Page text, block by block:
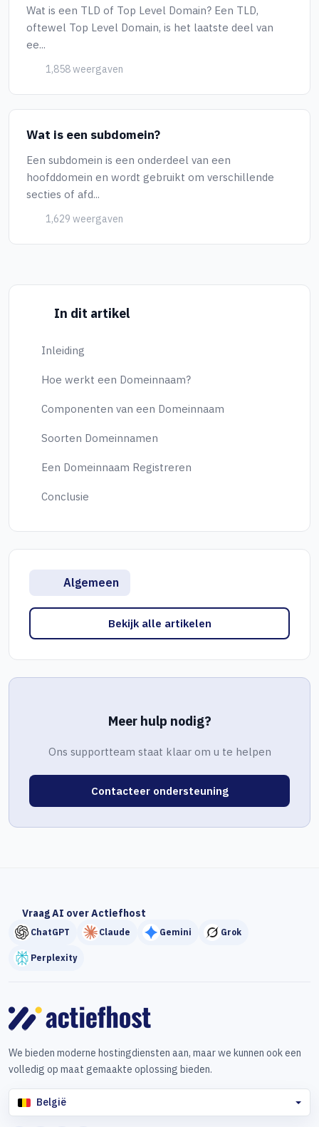
Wat is een TLD of Top Level Domain? Een TLD,
oftewel Top Level Domain, is het laatste deel van
ee...
1,858 weergaven
Wat is een subdomein?
Een subdomein is een onderdeel van een
hoofddomein en wordt gebruikt om verschillende
secties of afd...
1,629 weergaven
In dit artikel
Inleiding
Hoe werkt een Domeinnaam?
Componenten van een Domeinnaam
Soorten Domeinnamen
Een Domeinnaam Registreren
Conclusie
Algemeen
Bekijk alle artikelen
Meer hulp nodig?
Ons supportteam staat klaar om u te helpen
Contacteer ondersteuning
Vraag AI over Actiefhost
ChatGPT Claude Gemini Grok
Perplexity
We bieden moderne hostingdiensten aan, maar we kunnen ook een
volledig op maat gemaakte oplossing bieden.
België